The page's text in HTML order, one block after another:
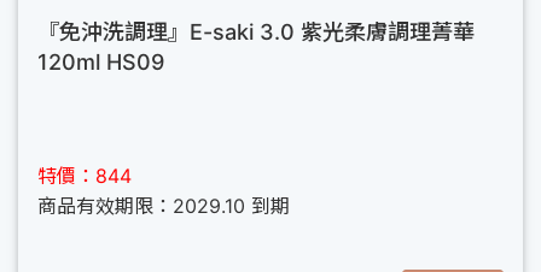
『免沖洗調理』E-saki 3.0 紫光柔膚調理菁華
120ml HS09
特價：844
商品有效期限：2029.10 到期